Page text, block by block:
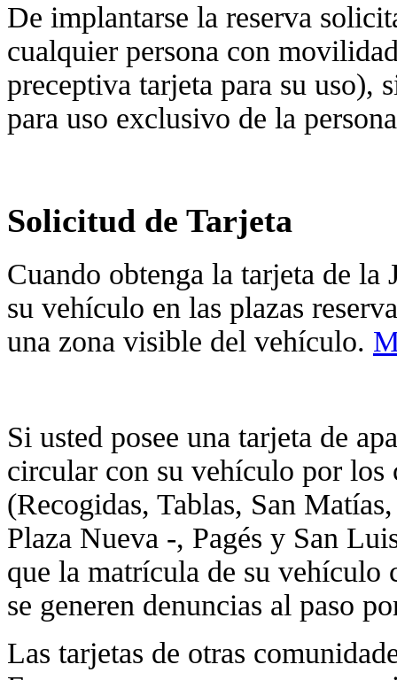
De implantarse la reserva
cualquier persona con
preceptiva tarjeta para su uso),
para uso exclusivo de la
Solicitud de Tarjeta
Cuando obtenga la tarjeta de la
su vehículo en las plazas
una zona visible del vehículo.
Si usted posee una tarjeta de
circular con su vehículo por los
(Recogidas, Tablas, San
Plaza Nueva -, Pagés y San
que la matrícula de su vehículo
se generen denuncias al paso
Las tarjetas de otras